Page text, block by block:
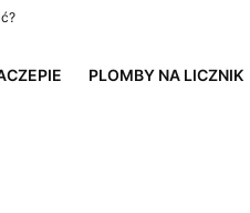
PLOMBY NA LICZNIK